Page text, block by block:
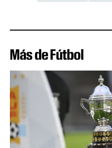
Más de Fútbol